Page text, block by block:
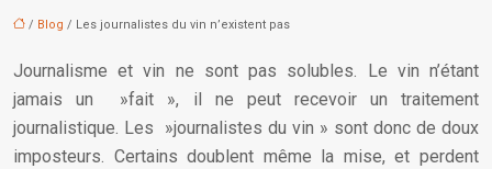
/ Blog / Les journalistes du vin n’existent pas
Journalisme et vin ne sont pas solubles. Le vin n’étant
jamais un »fait », il ne peut recevoir un traitement
journalistique. Les »journalistes du vin » sont donc de doux
imposteurs. Certains doublent même la mise, et perdent